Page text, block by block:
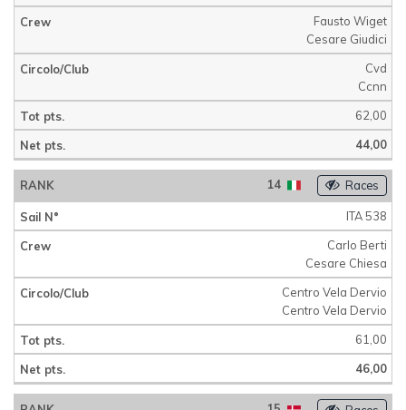
Fausto Wiget
Cesare Giudici
Cvd
Ccnn
62,00
44,00
14 Races
ITA 538
Carlo Berti
Cesare Chiesa
Centro Vela Dervio
Centro Vela Dervio
61,00
46,00